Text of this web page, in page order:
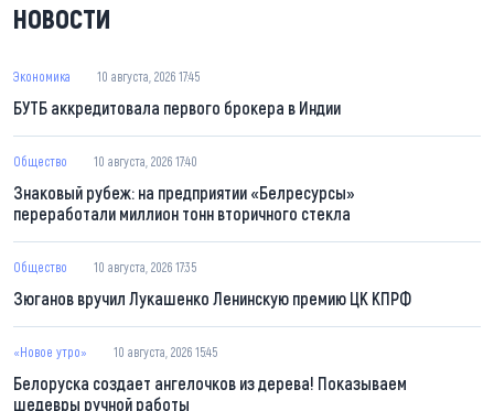
НОВОСТИ
Экономика 10 августа, 2026 17:45
БУТБ аккредитовала первого брокера в Индии
Общество 10 августа, 2026 17:40
Знаковый рубеж: на предприятии «Белресурсы»
переработали миллион тонн вторичного стекла
Общество 10 августа, 2026 17:35
Зюганов вручил Лукашенко Ленинскую премию ЦК КПРФ
«Новое утро» 10 августа, 2026 15:45
Белоруска создает ангелочков из дерева! Показываем
шедевры ручной работы